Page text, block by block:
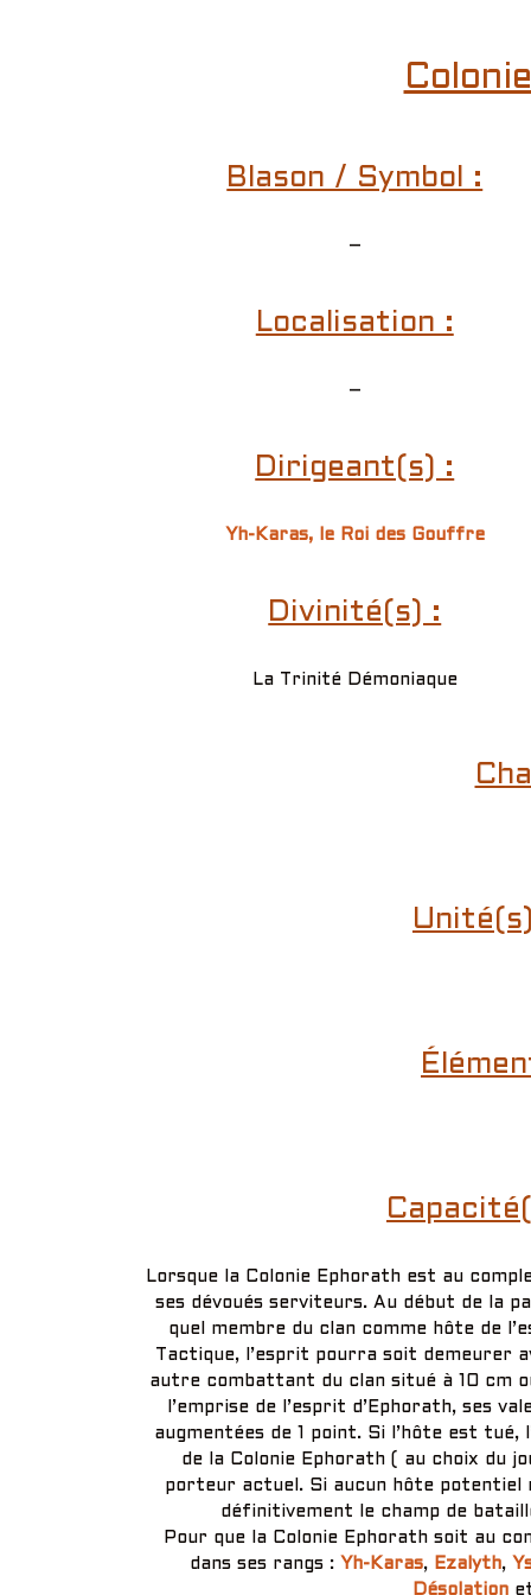
Blason / Symbol :
–
Localisation :
–
Dirigeant(s) :
Yh-Karas, le Roi des Gouffre
Divinité(s) :
La Trinité Démoniaque
Lorsque la Colonie Ephorath est au
ses dévoués serviteurs. Au début de la
quel membre du clan comme hôte de
Tactique, l’esprit pourra soit demeurer
autre combattant du clan situé à 10 cm
l’emprise de l’esprit d’Ephorath, ses
augmentées de 1 point. Si l’hôte est
de la Colonie Ephorath ( au choix du
porteur actuel. Si aucun hôte potentiel
définitivement le champ de
Pour que la Colonie Ephorath soit au
dans ses rangs : Yh-Karas, Ezalyth,
Désolation